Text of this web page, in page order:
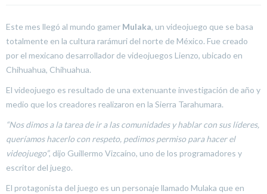
Este mes llegó al mundo gamer Mulaka, un videojuego que se basa
totalmente en la cultura rarámuri del norte de México. Fue creado
por el mexicano desarrollador de videojuegos Lienzo, ubicado en
Chihuahua, Chihuahua.
El videojuego es resultado de una extenuante investigación de año y
medio que los creadores realizaron en la Sierra Tarahumara.
“Nos dimos a la tarea de ir a las comunidades y hablar con sus líderes,
queríamos hacerlo con respeto, pedimos permiso para hacer el
videojuego”, dijo Guillermo Vizcaíno, uno de los programadores y
escritor del juego.
El protagonista del juego es un personaje llamado Mulaka que en